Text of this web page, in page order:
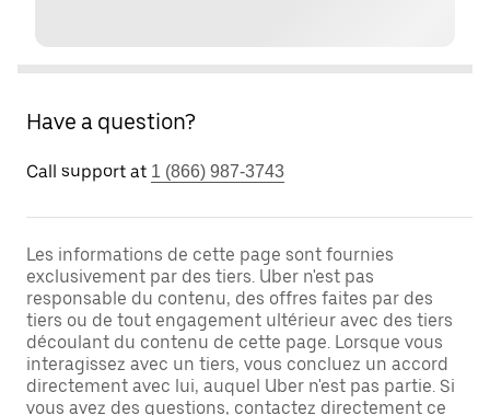
Have a question?
Call support at 1 (866) 987-3743
Les informations de cette page sont fournies
exclusivement par des tiers. Uber n'est pas
responsable du contenu, des offres faites par des
tiers ou de tout engagement ultérieur avec des tiers
découlant du contenu de cette page. Lorsque vous
interagissez avec un tiers, vous concluez un accord
directement avec lui, auquel Uber n'est pas partie. Si
vous avez des questions, contactez directement ce